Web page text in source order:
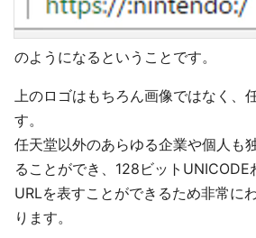
のようになるということです。
上のロゴはもちろん画像ではなく、
す。
任天堂以外のあらゆる企業や個人も
ることができ、128ビットUNICODE
URLを表すことができるため非常に
ります。